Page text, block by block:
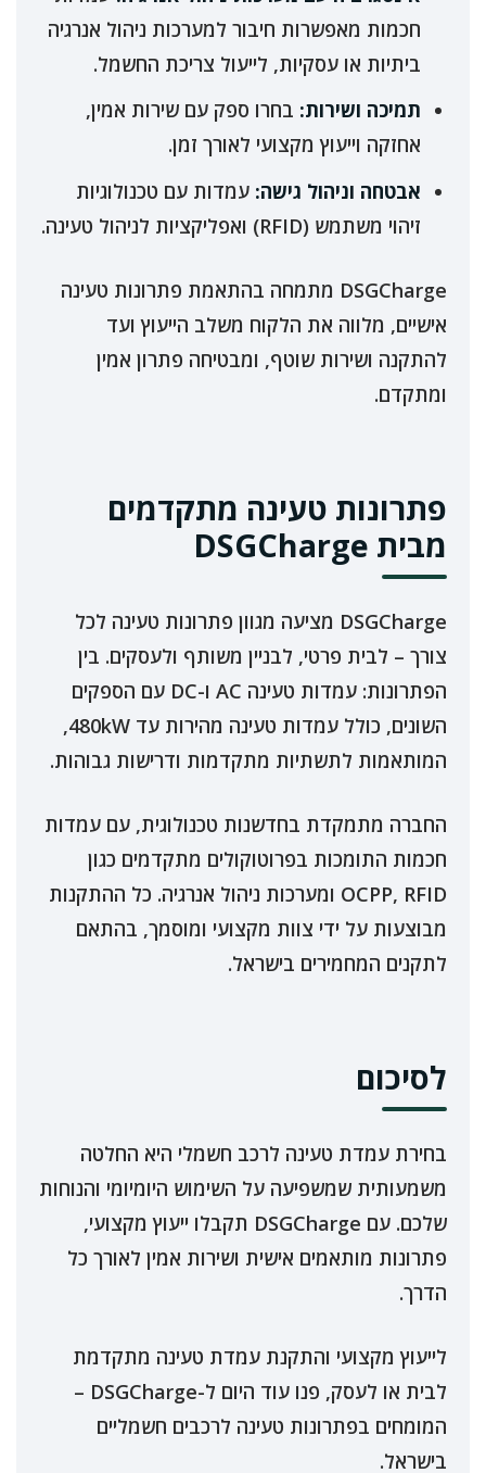
חכמות מאפשרות חיבור למערכות ניהול אנרגיה
ביתיות או עסקיות, לייעול צריכת החשמל.
תמיכה ושירות: בחרו ספק עם שירות אמין,
אחזקה וייעוץ מקצועי לאורך זמן.
אבטחה וניהול גישה: עמדות עם טכנולוגיות
זיהוי משתמש (RFID) ואפליקציות לניהול טעינה.
DSGCharge מתמחה בהתאמת פתרונות טעינה
אישיים, מלווה את הלקוח משלב הייעוץ ועד
להתקנה ושירות שוטף, ומבטיחה פתרון אמין
ומתקדם.
פתרונות טעינה מתקדמים
מבית DSGCharge
DSGCharge מציעה מגוון פתרונות טעינה לכל
צורך – לבית פרטי, לבניין משותף ולעסקים. בין
הפתרונות: עמדות טעינה AC ו-DC עם הספקים
השונים, כולל עמדות טעינה מהירות עד 480kW,
המותאמות לתשתיות מתקדמות ודרישות גבוהות.
החברה מתמקדת בחדשנות טכנולוגית, עם עמדות
חכמות התומכות בפרוטוקולים מתקדמים כגון
OCPP, RFID ומערכות ניהול אנרגיה. כל ההתקנות
מבוצעות על ידי צוות מקצועי ומוסמך, בהתאם
לתקנים המחמירים בישראל.
לסיכום
בחירת עמדת טעינה לרכב חשמלי היא החלטה
משמעותית שמשפיעה על השימוש היומיומי והנוחות
שלכם. עם DSGCharge תקבלו ייעוץ מקצועי,
פתרונות מותאמים אישית ושירות אמין לאורך כל
הדרך.
לייעוץ מקצועי והתקנת עמדת טעינה מתקדמת
לבית או לעסק, פנו עוד היום ל-DSGCharge –
המומחים בפתרונות טעינה לרכבים חשמליים
בישראל.